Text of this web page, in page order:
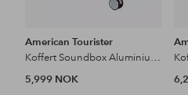
American Tourister
Koffert Soundbox Aluminium 68 Medium Bronze
5,999 NOK